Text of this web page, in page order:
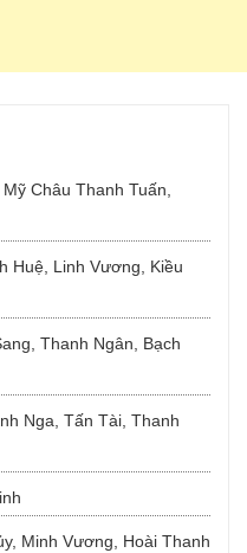
Châu Thanh Tuấn,
Huệ, Linh Vương, Kiều
Thanh Ngân, Bạch
Nga, Tấn Tài, Thanh
Minh Vương, Hoài Thanh